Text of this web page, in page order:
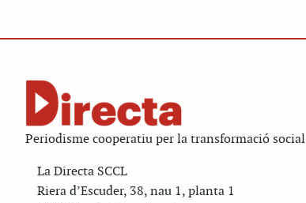
Periodisme cooperatiu per la transformació social
La Directa SCCL
Riera d’Escuder, 38, nau 1, planta 1